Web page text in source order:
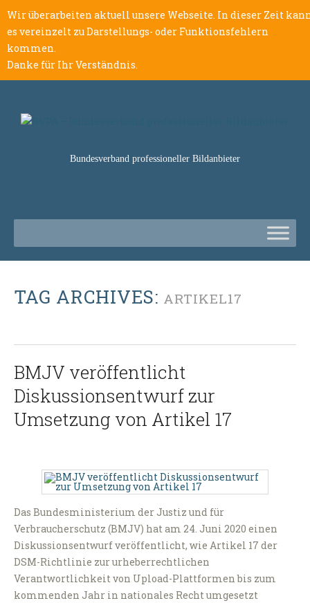
Wir überarbeiten aktuell unsere Webseite. In dieser Zeit
es vereinzelt zu Darstellungs- oder Funktionsfehlern
kommen.
Danke für Ihr Verständnis.
Bundesverband professioneller Bildanbieter
TAG ARCHIVES: ARTIKEL17
BMJV veröffentlicht
Diskussionsentwurf zur
Umsetzung von Artikel 17
Das Bundesministerium der Justiz und für
Verbraucherschutz (BMJV) hat am 24. Juni 2020 einen
Diskussionsentwurf veröffentlicht, wie Artikel 17 der
DSM-Richtlinie zur urheberrechtlichen
Verantwortlichkeit von Upload-Plattformen bis zum
kommenden Jahr in nationales Recht umgesetzt